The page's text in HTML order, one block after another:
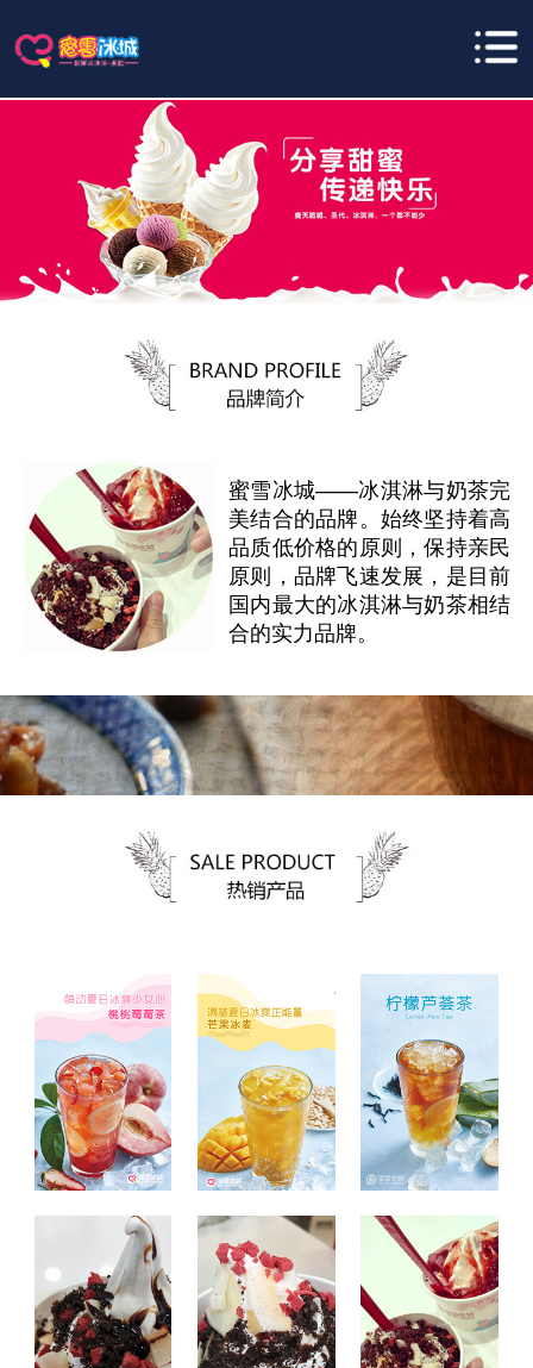
蜜雪冰城——冰淇淋与奶茶完
美结合的品牌。始终坚持着高
品质低价格的原则，保持亲民
原则，品牌飞速发展，是目前
国内最大的冰淇淋与奶茶相结
合的实力品牌。